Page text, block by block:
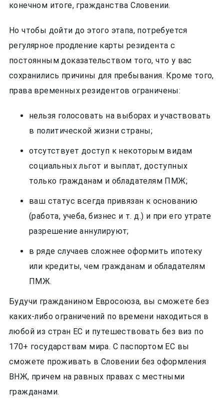
конечном итоге, гражданства Словении.
Но чтобы дойти до этого этапа, потребуется
регулярное продление карты резидента с
постоянным доказательством того, что у вас
сохранились причины для пребывания. Кроме того,
права временных резидентов ограничены:
нельзя голосовать на выборах и участвовать
в политической жизни страны;
отсутствует доступ к некоторым видам
социальных льгот и выплат, доступных
только гражданам и обладателям ПМЖ;
ваш статус всегда привязан к основанию
(работа, учеба, бизнес и т. д.) и при его утрате
разрешение аннулируют;
в ряде случаев сложнее оформить ипотеку
или кредиты, чем гражданам и обладателям
ПМЖ.
Будучи гражданином Евросоюза, вы сможете без
каких-либо ограничений по времени находиться в
любой из стран ЕС и путешествовать без виз по
170+ государствам мира. С паспортом ЕС вы
сможете проживать в Словении без оформления
ВНЖ, причем на равных правах с местными
гражданами.